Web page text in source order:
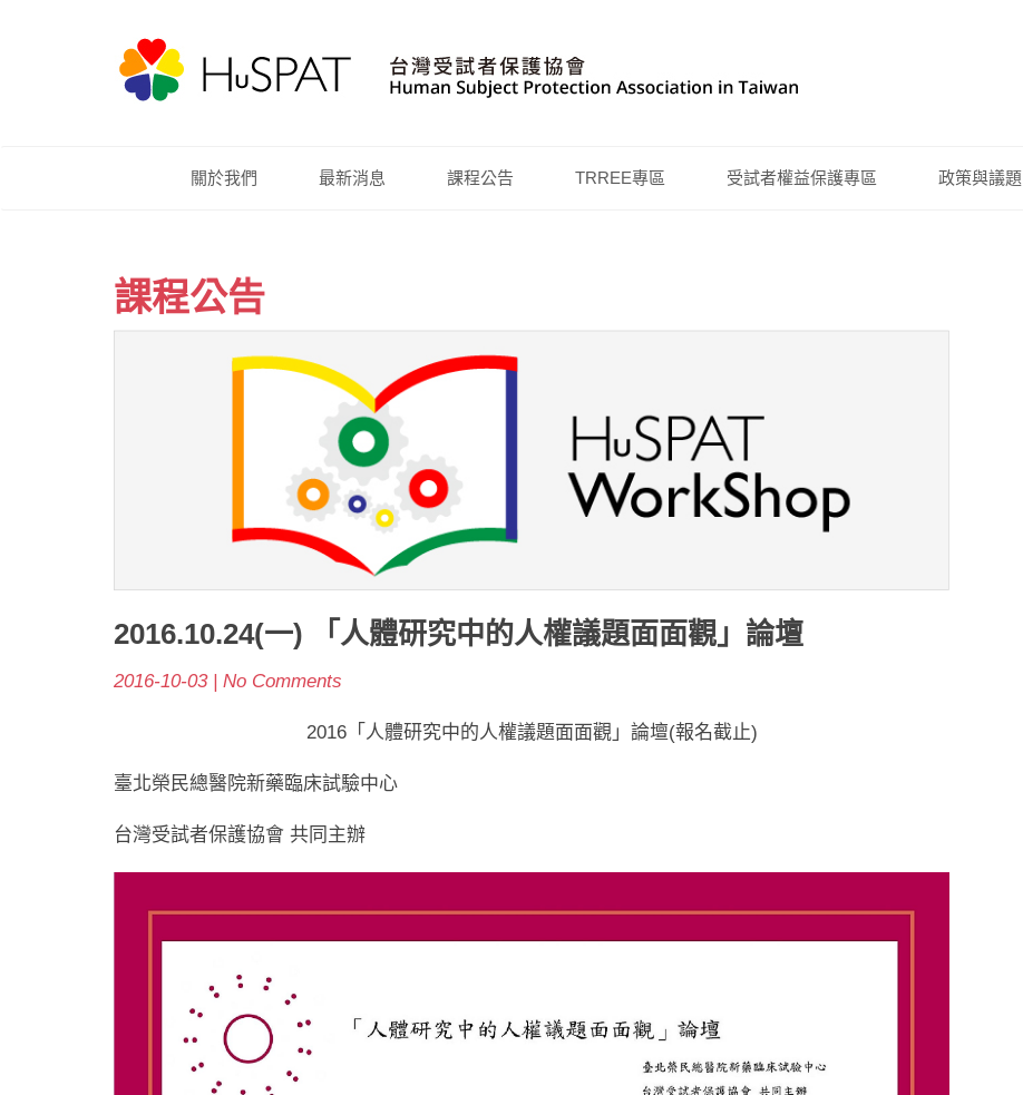
關於我們 最新消息 課程公告 TRREE專區 受試者權益保護專區 政策與議題
課程公告
2016.10.24(一) 「人體研究中的人權議題面面觀」論壇
2016-10-03 | No Comments
2016「人體研究中的人權議題面面觀」論壇(報名截止)
臺北榮民總醫院新藥臨床試驗中心
台灣受試者保護協會 共同主辦